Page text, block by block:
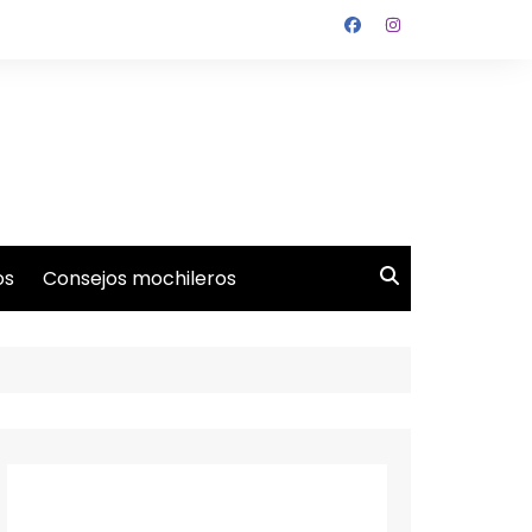
Consejos mochileros